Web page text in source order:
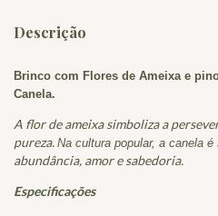
Descrição
Brinco com Flores de Ameixa e
Canela.
A flor de ameixa simboliza a
pureza. Na cultura popular, a canela
abundância, amor e sabedoria.
Especificações